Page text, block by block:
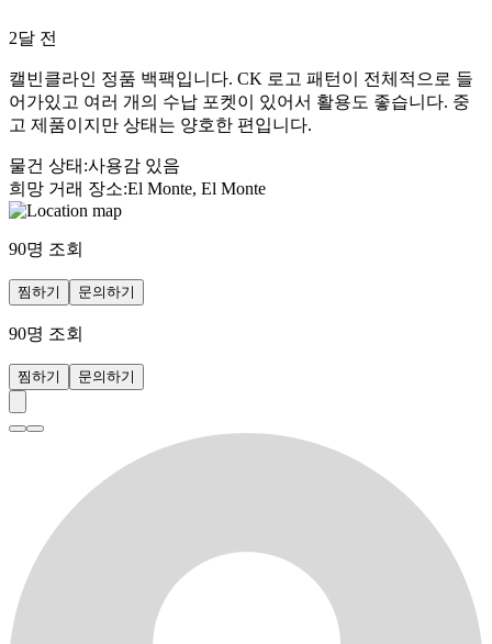
2달 전
캘빈클라인 정품 백팩입니다. CK 로고 패턴이 전체적으로 들
어가있고 여러 개의 수납 포켓이 있어서 활용도 좋습니다. 중
고 제품이지만 상태는 양호한 편입니다.
물건 상태 :사용감 있음
희망 거래 장소:El Monte, El Monte
90명 조회
찜하기 문의하기
90명 조회
찜하기 문의하기